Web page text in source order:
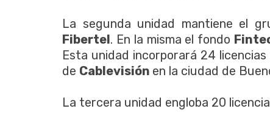
La segunda unidad mantiene el
Fibertel. En la misma el fondo
Esta unidad incorporará 24
de Cablevisión en la ciudad de
La tercera unidad engloba 20